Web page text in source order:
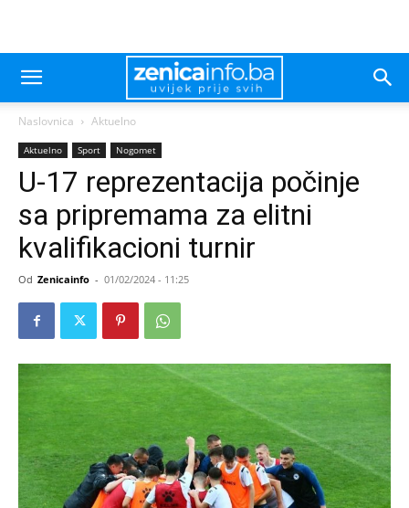
Naslovnica Aktuelno
Aktuelno Sport Nogomet
U-17 reprezentacija počinje
sa pripremama za elitni
kvalifikacioni turnir
Od Zenicainfo - 01/02/2024 - 11:25